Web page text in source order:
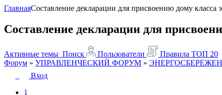
ГлавнаяСоставление декларации для присвоению дому
Составление декларации для
Активные темы Поиск Пользователи Правила ТОП 20
Форум » УПРАВЛЕНЧЕСКИЙ ФОРУМ »
Вход
1